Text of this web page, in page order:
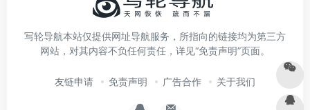
写轮导航本站仅提供网址导航服务，所指向的链接均为第三方
网站，对其内容不负任何责任，详见“免责声明”页面。
友链申请 免责声明 广告合作 关于我们